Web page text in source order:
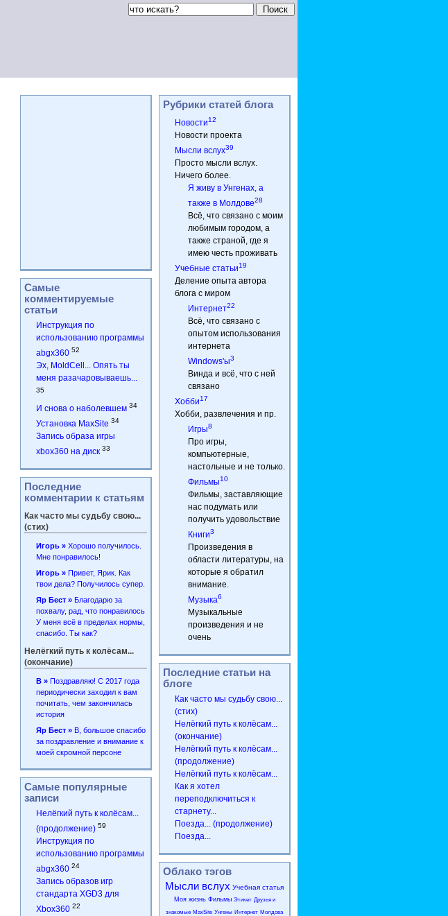
Самые
комментируемые
статьи
Инструкция по
использованию программы
abgx360 52
Эх, MoldCell... Опять ты
меня разачаровываешь...
35
И снова о наболевшем 34
Установка MaxSite 34
Запись образа игры
xbox360 на диск 33
Последние
комментарии к статьям
Как часто мы судьбу свою...
(стих)
Игорь » Хорошо получилось.
Мне понравилось!
Игорь » Привет, Ярик. Как
твои дела? Получилось супер.
Яр Бест » Благодарю за
похвалу, рад, что понравилось
У меня всё в пределах нормы,
спасибо. Ты как?
Нелёгкий путь к колёсам...
(окончание)
В » Поздравляю! С 2017 года
периодически заходил к вам
почитать, чем закончилась
история
Яр Бест » B, большое спасибо
за поздравление и внимание к
моей скромной персоне
Самые популярные
записи
Нелёгкий путь к колёсам...
(продолжение) 59
Инструкция по
использованию программы
abgx360 24
Запись образов игр
стандарта XGD3 для
Xbox360 22
Рубрики статей блога
Новости12
Новости проекта
Мысли вслух39
Просто мысли вслух.
Ничего более.
Я живу в Унгенах, а
также в Молдове28
Всё, что связано с моим
любимым городом, а
также страной, где я
имею честь проживать
Учебные статьи19
Деление опыта автора
блога с миром
Интернет22
Всё, что связано с
опытом использования
интернета
Windows'ы3
Винда и всё, что с ней
связано
Хобби17
Хобби, развлечения и пр.
Игры8
Про игры,
компьютерные,
настольные и не только.
Фильмы10
Фильмы, заставляющие
нас подумать или
получить удовольствие
Книги3
Произведения в
области литературы, на
которые я обратил
внимание.
Музыка6
Музыкальные
произведения и не
очень
Последние статьи на
блоге
Как часто мы судьбу свою...
(стих)
Нелёгкий путь к колёсам...
(окончание)
Нелёгкий путь к колёсам...
(продолжение)
Нелёгкий путь к колёсам...
Как я хотел
переподключиться к
старнету...
Поезда... (продолжение)
Поезда...
Облако тэгов
Мысли вслух Учебная статья
Моя жизнь Фильмы Этикет Друзья и
знакомые MaxSite Унгены Интернет Молдова